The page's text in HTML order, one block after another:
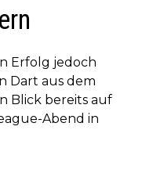
Erfolg jedoch
Dart aus dem
Blick bereits auf
Abend in